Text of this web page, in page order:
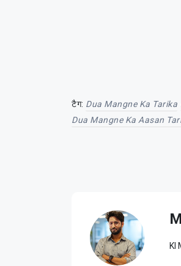
टैग: Dua Mangne Ka Tarika
Dua Mangne Ka Aasan